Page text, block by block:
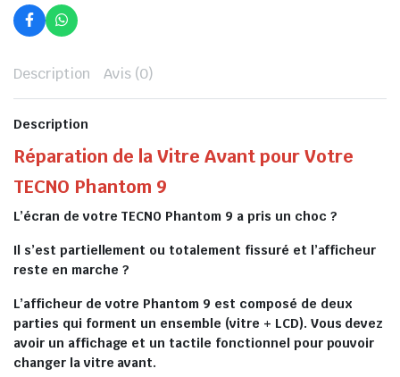
Description Avis (0)
Description
Réparation de la Vitre Avant pour Votre
TECNO Phantom 9
L’écran de votre TECNO Phantom 9 a pris un choc ?
Il s’est partiellement ou totalement fissuré et l’afficheur
reste en marche ?
L’afficheur de votre Phantom 9 est composé de deux
parties qui forment un ensemble (vitre + LCD). Vous devez
avoir un affichage et un tactile fonctionnel pour pouvoir
changer la vitre avant.